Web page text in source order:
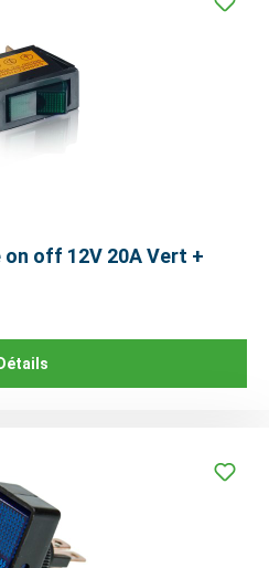
off 12V 20A Vert +
Détails